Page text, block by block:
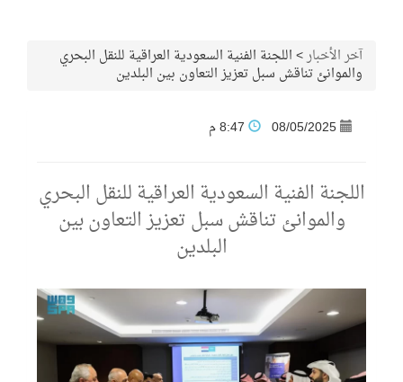
آخر الأخبار>اللجنة الفنية السعودية العراقية للنقل البحري
والموانئ تناقش سبل تعزيز التعاون بين البلدين
08/05/2025
اللجنة الفنية السعودية العراقية للنقل البحري
والموانئ تناقش سبل تعزيز التعاون بين
البلدين